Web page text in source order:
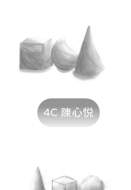
4C 陳心悦